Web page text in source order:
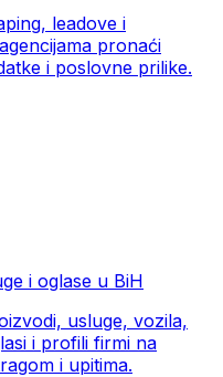
leadove i
pronaći
i poslovne prilike.
i oglase u BiH
usluge, vozila,
i profili firmi na
i upitima.